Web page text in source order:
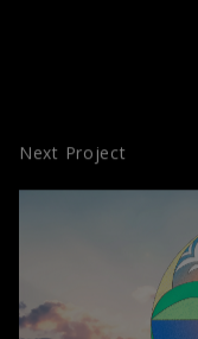
Next Project